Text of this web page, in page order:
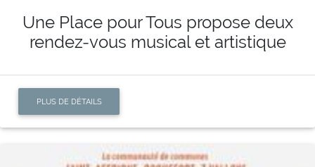
Une Place pour Tous propose deux
rendez-vous musical et artistique
PLUS DE DÉTAILS